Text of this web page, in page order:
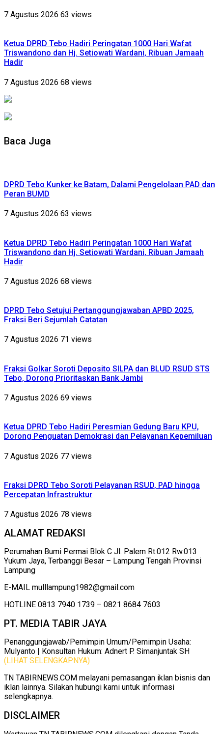
7 Agustus 2026 63 views
Ketua DPRD Tebo Hadiri Peringatan 1000 Hari Wafat
Triswandono dan Hj. Setiowati Wardani, Ribuan Jamaah
Hadir
7 Agustus 2026 68 views
Baca Juga
DPRD Tebo Kunker ke Batam, Dalami Pengelolaan PAD dan
Peran BUMD
7 Agustus 2026 63 views
Ketua DPRD Tebo Hadiri Peringatan 1000 Hari Wafat
Triswandono dan Hj. Setiowati Wardani, Ribuan Jamaah
Hadir
7 Agustus 2026 68 views
DPRD Tebo Setujui Pertanggungjawaban APBD 2025,
Fraksi Beri Sejumlah Catatan
7 Agustus 2026 71 views
Fraksi Golkar Soroti Deposito SILPA dan BLUD RSUD STS
Tebo, Dorong Prioritaskan Bank Jambi
7 Agustus 2026 69 views
Ketua DPRD Tebo Hadiri Peresmian Gedung Baru KPU,
Dorong Penguatan Demokrasi dan Pelayanan Kepemiluan
7 Agustus 2026 77 views
Fraksi DPRD Tebo Soroti Pelayanan RSUD, PAD hingga
Percepatan Infrastruktur
7 Agustus 2026 78 views
ALAMAT REDAKSI
Perumahan Bumi Permai Blok C Jl. Palem Rt.012 Rw.013
Yukum Jaya, Terbanggi Besar – Lampung Tengah Provinsi
Lampung
E-MAIL mulllampung1982@gmail.com
HOTLINE 0813 7940 1739 – 0821 8684 7603
PT. MEDIA TABIR JAYA
Penanggungjawab/Pemimpin Umum/Pemimpin Usaha:
Mulyanto | Konsultan Hukum: Adnert P. Simanjuntak SH
(LIHAT SELENGKAPNYA)
TN TABIRNEWS.COM melayani pemasangan iklan bisnis dan
iklan lainnya. Silakan hubungi kami untuk informasi
selengkapnya.
DISCLAIMER